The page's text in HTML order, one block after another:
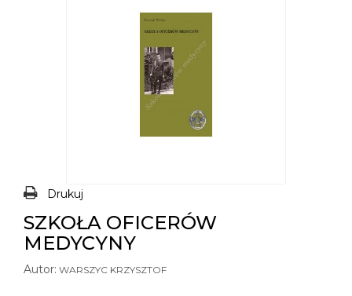
Drukuj
SZKOŁA OFICERÓW
MEDYCYNY
Autor: WARSZYC KRZYSZTOF